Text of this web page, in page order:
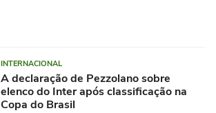
INTERNACIONAL
A declaração de Pezzolano sobre
elenco do Inter após classificação na
Copa do Brasil